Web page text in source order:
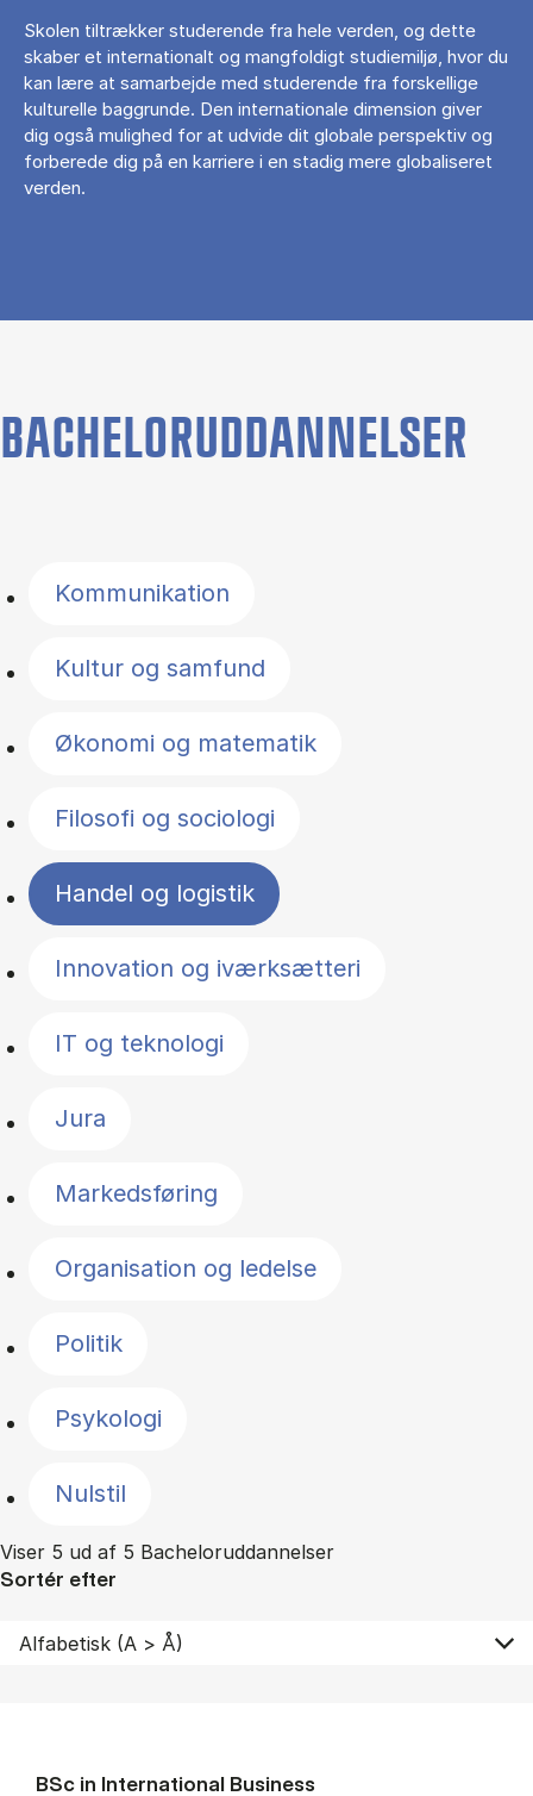
Skolen tiltrækker studerende fra hele verden, og dette
skaber et internationalt og mangfoldigt studiemiljø, hvor du
kan lære at samarbejde med studerende fra forskellige
kulturelle baggrunde. Den internationale dimension giver
dig også mulighed for at udvide dit globale perspektiv og
forberede dig på en karriere i en stadig mere globaliseret
verden.
BACHELORUDDANNELSER
Kommunikation
Kultur og samfund
Økonomi og matematik
Filosofi og sociologi
Handel og logistik
Innovation og iværksætteri
IT og teknologi
Jura
Markedsføring
Organisation og ledelse
Politik
Psykologi
Nulstil
Viser 5 ud af 5 Bacheloruddannelser
Sortér efter
BSc in In­ter­na­tion­al Busi­ness